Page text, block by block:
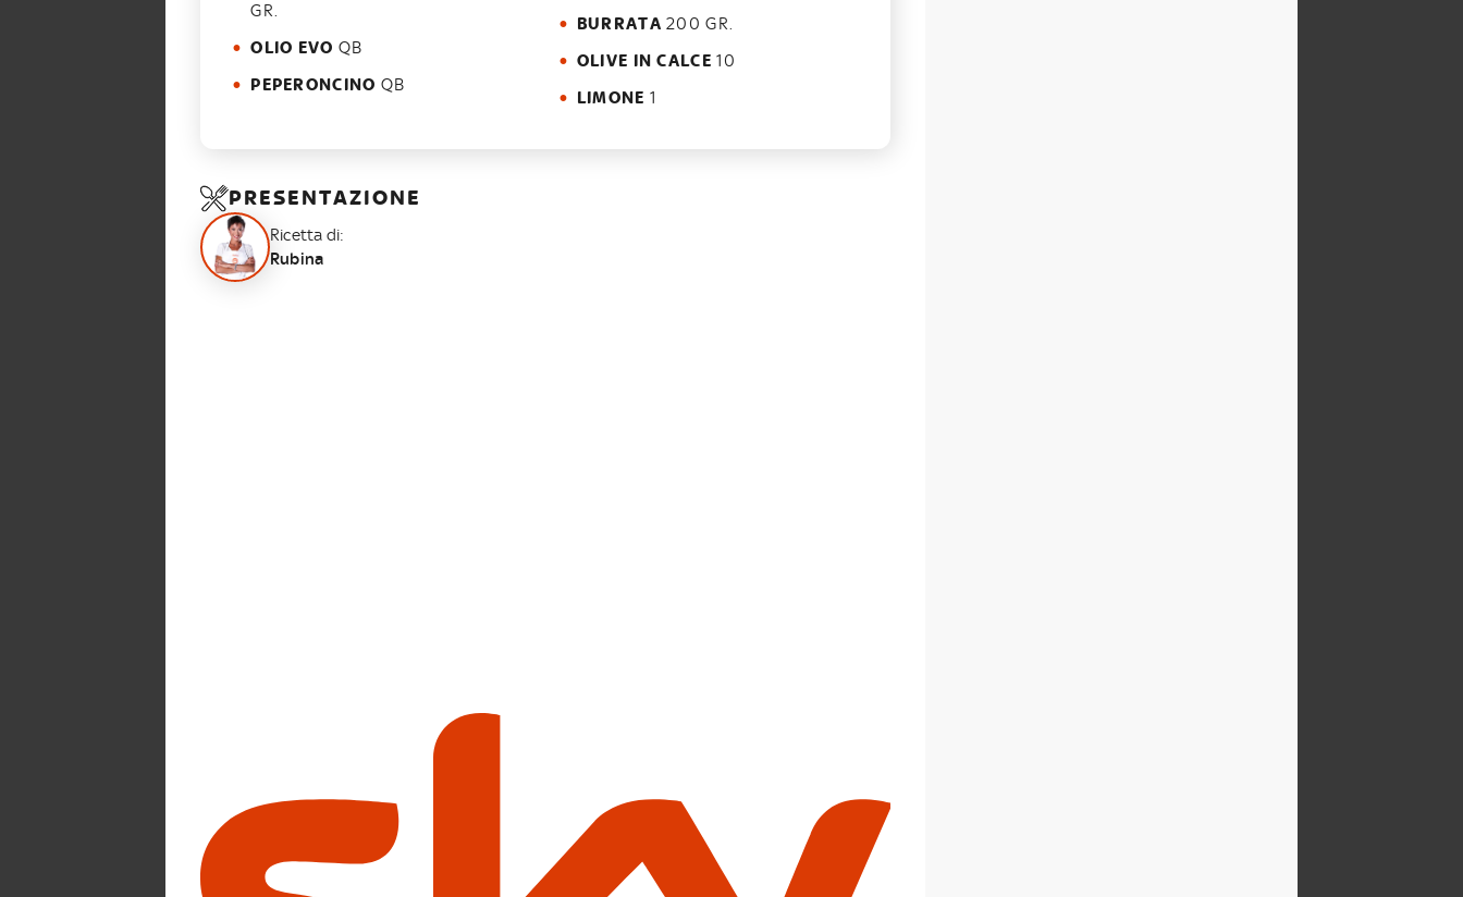
GR.
OLIO EVO QB
PEPERONCINO QB
BURRATA 200 GR.
OLIVE IN CALCE 10
LIMONE 1
PRESENTAZIONE
Ricetta di:
Rubina